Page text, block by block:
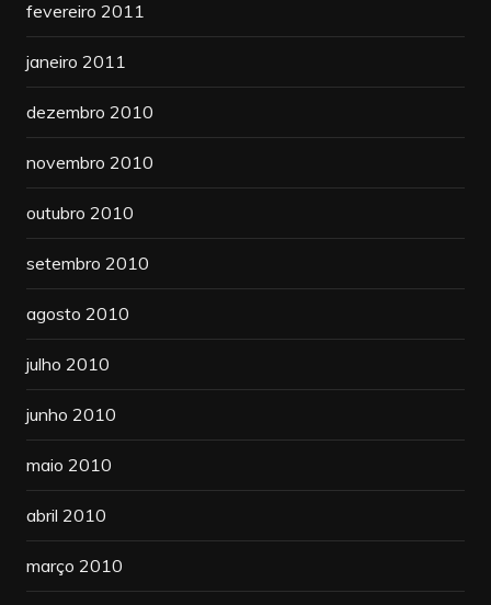
fevereiro 2011
janeiro 2011
dezembro 2010
novembro 2010
outubro 2010
setembro 2010
agosto 2010
julho 2010
junho 2010
maio 2010
abril 2010
março 2010